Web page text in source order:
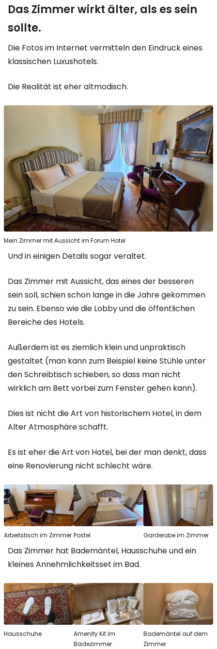
Das Zimmer wirkt älter, als es sein
sollte.
Die Fotos im Internet vermitteln den Eindruck eines
klassischen Luxushotels.
Die Realität ist eher altmodisch.
Mein Zimmer mit Aussicht im Forum Hotel
Und in einigen Details sogar veraltet.
Das Zimmer mit Aussicht, das eines der besseren
sein soll, schien schon lange in die Jahre gekommen
zu sein. Ebenso wie die Lobby und die öffentlichen
Bereiche des Hotels.
Außerdem ist es ziemlich klein und unpraktisch
gestaltet (man kann zum Beispiel keine Stühle unter
den Schreibtisch schieben, so dass man nicht
wirklich am Bett vorbei zum Fenster gehen kann).
Dies ist nicht die Art von historischem Hotel, in dem
Alter Atmosphäre schafft.
Es ist eher die Art von Hotel, bei der man denkt, dass
eine Renovierung nicht schlecht wäre.
Arbeitstisch im Zimmer Postel Garderobe im Zimmer
Das Zimmer hat Bademäntel, Hausschuhe und ein
kleines Annehmlichkeitsset im Bad.
Hausschuhe
Amenity Kit im
Badezimmer
Bademäntel auf dem
Zimmer